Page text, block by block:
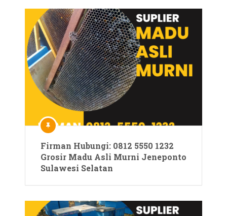
Firman Hubungi: 0812 5550 1232
Grosir Madu Asli Murni Jeneponto
Sulawesi Selatan